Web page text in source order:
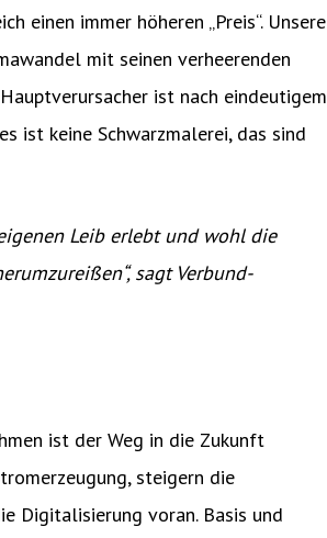
einen immer höheren „Preis“. Unsere
mit seinen verheerenden
ist nach eindeutigem
ist keine Schwarzmalerei, das sind
Leib erlebt und wohl die
sagt Verbund-
Anzengruber.
ist der Weg in die Zukunft
steigern die
Digitalisierung voran. Basis und